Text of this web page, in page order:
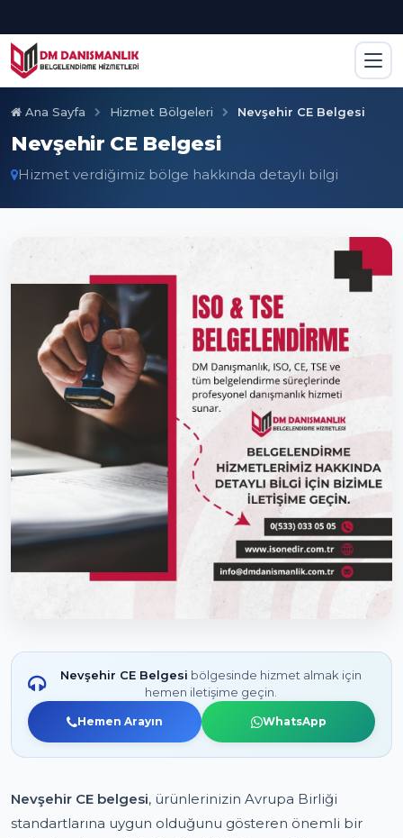
Ana Sayfa Hizmet Bölgeleri Nevşehir CE Belgesi
Nevşehir CE Belgesi
Hizmet verdiğimiz bölge hakkında detaylı bilgi
Nevşehir CE Belgesi bölgesinde hizmet almak için
hemen iletişime geçin.
Hemen Arayın WhatsApp
Nevşehir CE belgesi, ürünlerinizin Avrupa Birliği
standartlarına uygun olduğunu gösteren önemli bir